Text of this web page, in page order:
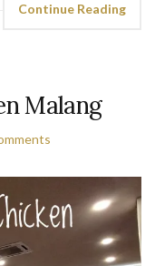
Continue Reading
Malang